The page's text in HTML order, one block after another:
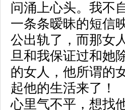
问涌上心头。我不
一条条暧昧的短信
公出轨了，而那女
旦和我保证过和她
的女人，他所谓的
起他的生活来了！
心里气不平，想找